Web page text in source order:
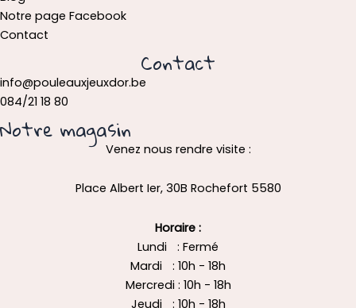
Notre page Facebook
Contact
Contact
info@pouleauxjeuxdor.be
084/21 18 80
Notre magasin
Venez nous rendre visite :
Place Albert Ier, 30B Rochefort 5580
Horaire :
Lundi : Fermé
Mardi : 10h - 18h
Mercredi : 10h - 18h
Jeudi : 10h - 18h